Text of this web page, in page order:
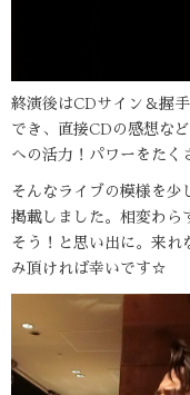
終演後はCDサイン＆握
でき、直接CDの感想な
への活力！パワーをたく
そんなライブの模様を少
掲載しました。相変わら
そう！と思い出に。来れ
み頂ければ幸いです☆